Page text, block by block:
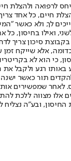
לרפואה
חיים, כל אחד
לך, ולא כאשר
ואילו בחיסון,
סיכון
אלא שייקח
כי הוא לא
רגע ולקבל
תור כאשר
החיסונים מגיעים
אלו מצווה ללכת
ובע"ה